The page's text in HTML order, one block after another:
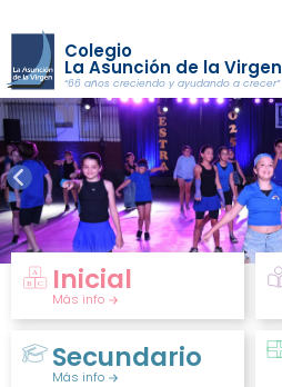
Colegio
La Asunción de la Virgen
“66 años creciendo y ayudando a crecer”
Inicial
Más info
Secundario
Más info